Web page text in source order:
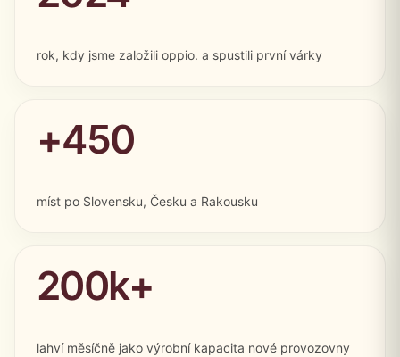
rok, kdy jsme založili oppio. a spustili první várky
+450
míst po Slovensku, Česku a Rakousku
200k+
lahví měsíčně jako výrobní kapacita nové provozovny